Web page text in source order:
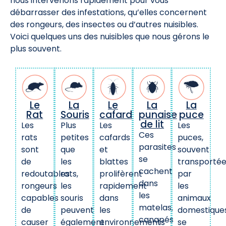
débarrasser des infestations, qu’elles concernent
des rongeurs, des insectes ou d’autres nuisibles.
Voici quelques uns des nuisibles que nous gérons le
plus souvent.
Le
Rat
Les
rats
sont
de
redoutables
rongeurs
capables
de
causer
La
Souris
Plus
petites
que
les
rats,
les
souris
peuvent
également
Le
cafard
Les
cafards
et
blattes
prolifèrent
rapidement
dans
les
environnements
La
punaise
de lit
Ces
parasites
se
cachent
dans
les
matelas,
canapés
La
puce
Les
puces,
souvent
par
les
animaux
se